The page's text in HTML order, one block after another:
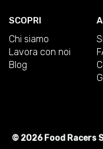
SCOPRI
Chi siamo
Lavora con noi
Blog
© 2026 Food Racers